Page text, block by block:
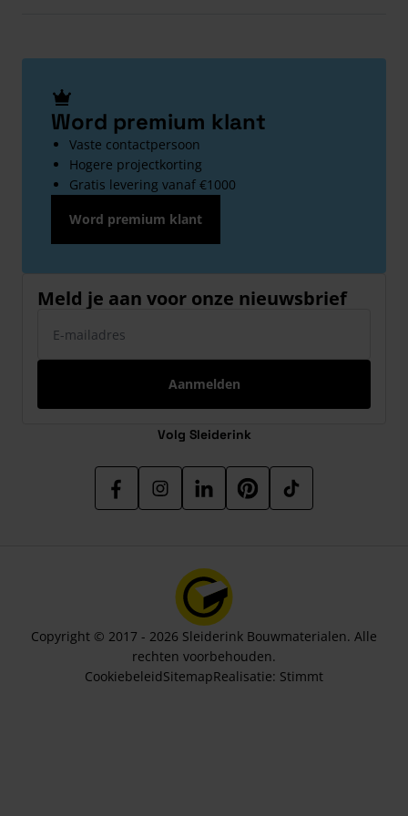
Word premium klant
Vaste contactpersoon
Hogere projectkorting
Gratis levering vanaf €1000
Word premium klant
Meld je aan voor onze nieuwsbrief
Aanmelden
Volg Sleiderink
Copyright © 2017 - 2026 Sleiderink Bouwmaterialen. Alle
rechten voorbehouden.
CookiebeleidSitemapRealisatie: Stimmt